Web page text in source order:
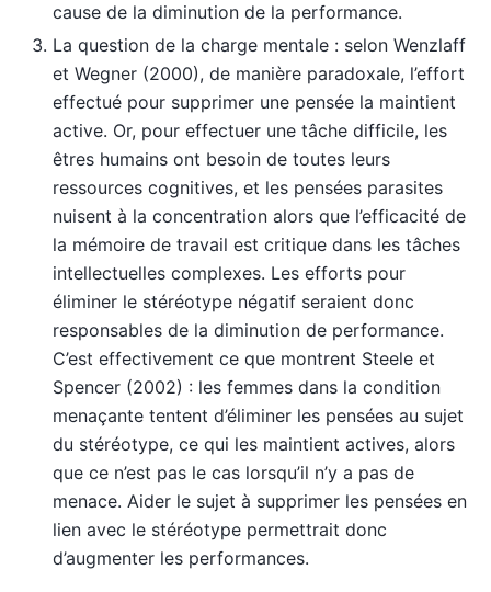
cause de la diminution de la performance.
La question de la charge mentale : selon Wenzlaff
et Wegner (2000), de manière paradoxale, l’effort
effectué pour supprimer une pensée la maintient
active. Or, pour effectuer une tâche difficile, les
êtres humains ont besoin de toutes leurs
ressources cognitives, et les pensées parasites
nuisent à la concentration alors que l’efficacité de
la mémoire de travail est critique dans les tâches
intellectuelles complexes. Les efforts pour
éliminer le stéréotype négatif seraient donc
responsables de la diminution de performance.
C’est effectivement ce que montrent Steele et
Spencer (2002) : les femmes dans la condition
menaçante tentent d’éliminer les pensées au sujet
du stéréotype, ce qui les maintient actives, alors
que ce n’est pas le cas lorsqu’il n’y a pas de
menace. Aider le sujet à supprimer les pensées en
lien avec le stéréotype permettrait donc
d’augmenter les performances.